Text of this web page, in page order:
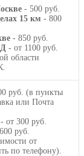
- 500 руб.
15 км - 800
- 850 руб.
- от 1100 руб.
области
руб. (в пункты
или Почта
- от 300 руб.
руб.
от
по телефону).